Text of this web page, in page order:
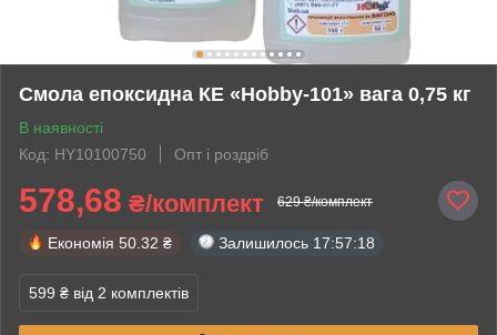
Смола епоксидна КЕ «Hobby-101» вага 0,75 кг
В наявності
Код: HY10100750
Опт і роздріб
578,68 ₴/комплект 629 ₴/комплект
Економія 50.32 ₴ Залишилось 17:57:17
599 ₴ від 2 комплектів